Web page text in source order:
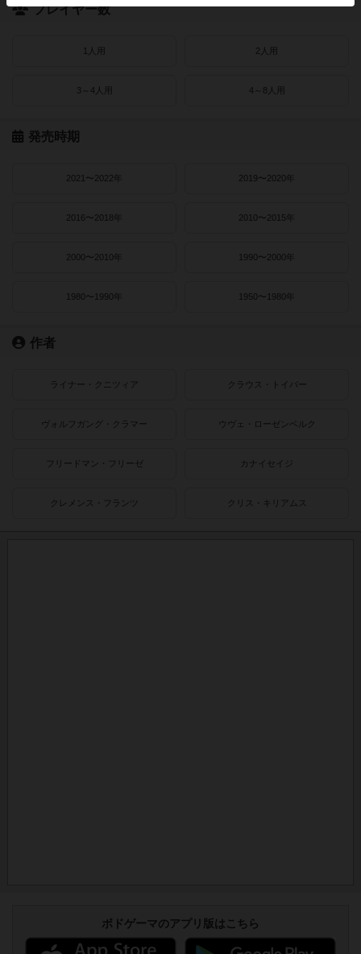
プレイヤー数
1人用 2人用
3～4人用 4～8人用
発売時期
2021〜2022年 2019〜2020年
2016〜2018年 2010〜2015年
2000〜2010年 1990〜2000年
1980〜1990年 1950〜1980年
作者
ライナー・クニツィア クラウス・トイバー
ヴォルフガング・クラマー ウヴェ・ローゼンベルク
フリードマン・フリーゼ カナイセイジ
クレメンス・フランツ クリス・キリアムス
ボドゲーマのアプリ版はこちら